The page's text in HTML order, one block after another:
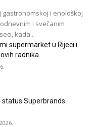
i enološkoj
i svečanim
kada...
supermarket u Rijeci i
radnika
Superbrands